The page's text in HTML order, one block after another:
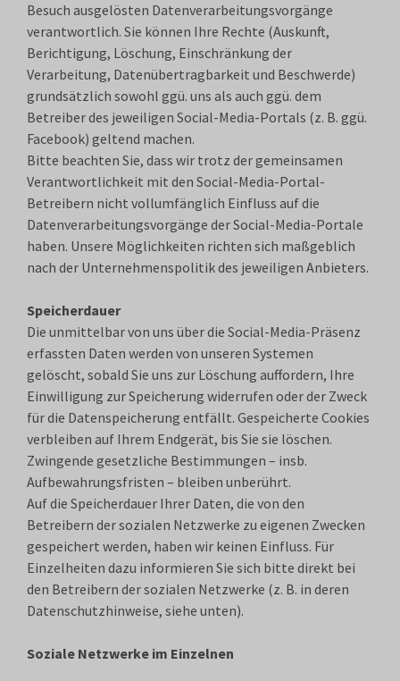
Besuch ausgelösten Datenverarbeitungsvorgänge
verantwortlich. Sie können Ihre Rechte (Auskunft,
Berichtigung, Löschung, Einschränkung der
Verarbeitung, Datenübertragbarkeit und Beschwerde)
grundsätzlich sowohl ggü. uns als auch ggü. dem
Betreiber des jeweiligen Social-Media-Portals (z. B. ggü.
Facebook) geltend machen.
Bitte beachten Sie, dass wir trotz der gemeinsamen
Verantwortlichkeit mit den Social-Media-Portal-
Betreibern nicht vollumfänglich Einfluss auf die
Datenverarbeitungsvorgänge der Social-Media-Portale
haben. Unsere Möglichkeiten richten sich maßgeblich
nach der Unternehmenspolitik des jeweiligen Anbieters.
Speicherdauer
Die unmittelbar von uns über die Social-Media-Präsenz
erfassten Daten werden von unseren Systemen
gelöscht, sobald Sie uns zur Löschung auffordern, Ihre
Einwilligung zur Speicherung widerrufen oder der Zweck
für die Datenspeicherung entfällt. Gespeicherte Cookies
verbleiben auf Ihrem Endgerät, bis Sie sie löschen.
Zwingende gesetzliche Bestimmungen – insb.
Aufbewahrungsfristen – bleiben unberührt.
Auf die Speicherdauer Ihrer Daten, die von den
Betreibern der sozialen Netzwerke zu eigenen Zwecken
gespeichert werden, haben wir keinen Einfluss. Für
Einzelheiten dazu informieren Sie sich bitte direkt bei
den Betreibern der sozialen Netzwerke (z. B. in deren
Datenschutzhinweise, siehe unten).
Soziale Netzwerke im Einzelnen